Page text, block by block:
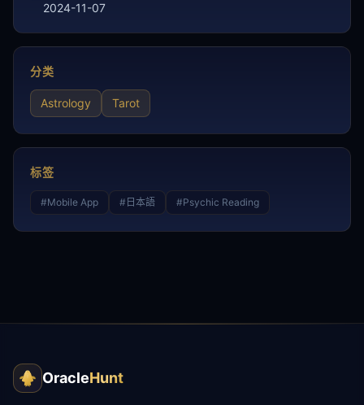
2024-11-07
分类
Astrology Tarot
标签
#Mobile App # 日本語 #Psychic Reading
OracleHunt